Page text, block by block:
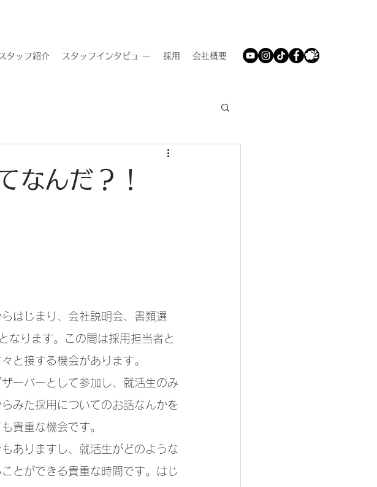
スタッフ紹介 スタッフインタビュ ー 採用 会社概要
なんだ？！
はじまり、会社説明会、書類選
なります。この間は採用担当者と
と接する機会があります。
ーバーとして参加し、就活生のみ
みた採用についてのお話なんかを
貴重な機会です。
ありますし、就活生がどのような
とができる貴重な時間です。はじ